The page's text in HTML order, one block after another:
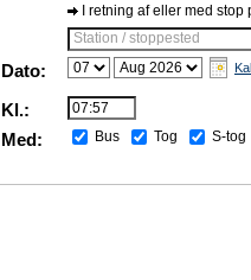
I retning af eller med stop
Station / stoppested
Dato:
Kl.:
Med:
Bus Tog S-tog